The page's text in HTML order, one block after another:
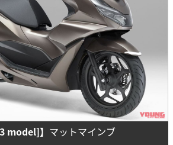
model]】 マットマインブ